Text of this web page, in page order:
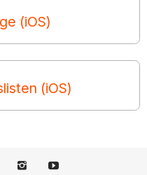
(iOS)
(iOS)